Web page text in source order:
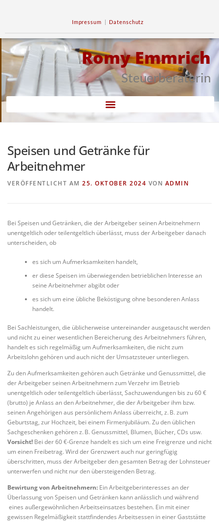
Impressum | Datenschutz
Romy Emmrich
Steuerberaterin
Speisen und Getränke für
Arbeitnehmer
VERÖFFENTLICHT AM 25. OKTOBER 2024 VON ADMIN
Bei Speisen und Getränken, die der Arbeitgeber seinen Arbeitnehmern
unentgeltlich oder teilentgeltlich überlässt, muss der Arbeitgeber danach
unterscheiden, ob
es sich um Aufmerksamkeiten handelt,
er diese Speisen im überwiegenden betrieblichen Interesse an
seine Arbeitnehmer abgibt oder
es sich um eine übliche Beköstigung ohne besonderen Anlass
handelt.
Bei Sachleistungen, die üblicherweise untereinander ausgetauscht werden
und nicht zu einer wesentlichen Bereicherung des Arbeitnehmers führen,
handelt es sich regelmäßig um Aufmerksamkeiten, die nicht zum
Arbeitslohn gehören und auch nicht der Umsatzsteuer unterliegen.
Zu den Aufmerksamkeiten gehören auch Getränke und Genussmittel, die
der Arbeitgeber seinen Arbeitnehmern zum Verzehr im Betrieb
unentgeltlich oder teilentgeltlich überlässt, Sachzuwendungen bis zu 60 €
(brutto) je Anlass an den Arbeitnehmer, die der Arbeitgeber ihm bzw.
seinen Angehörigen aus persönlichem Anlass überreicht, z. B. zum
Geburtstag, zur Hochzeit, bei einem Firmenjubiläum. Zu den üblichen
Sachgeschenken gehören z. B. Genussmittel, Blumen, Bücher, CDs usw.
Vorsicht! Bei der 60 €-Grenze handelt es sich um eine Freigrenze und nicht
um einen Freibetrag. Wird der Grenzwert auch nur geringfügig
überschritten, muss der Arbeitgeber den gesamten Betrag der Lohnsteuer
unterwerfen und nicht nur den übersteigenden Betrag.
Bewirtung von Arbeitnehmern: Ein Arbeitgeberinteresses an der
Überlassung von Speisen und Getränken kann anlässlich und während
eines außergewöhnlichen Arbeitseinsatzes bestehen. Ein mit einer
gewissen Regelmäßigkeit stattfindendes Arbeitsessen in einer Gaststätte